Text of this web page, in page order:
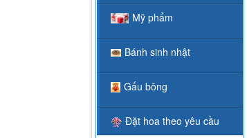
Mỹ phẩm
Bánh sinh nhật
Gấu bông
Đặt hoa theo yêu cầu